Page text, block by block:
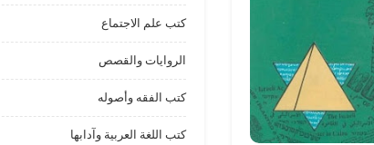
كتب علم الاجتماع
الروايات والقصص
كتب الفقه وأصوله
كتب اللغة العربية وآدابها